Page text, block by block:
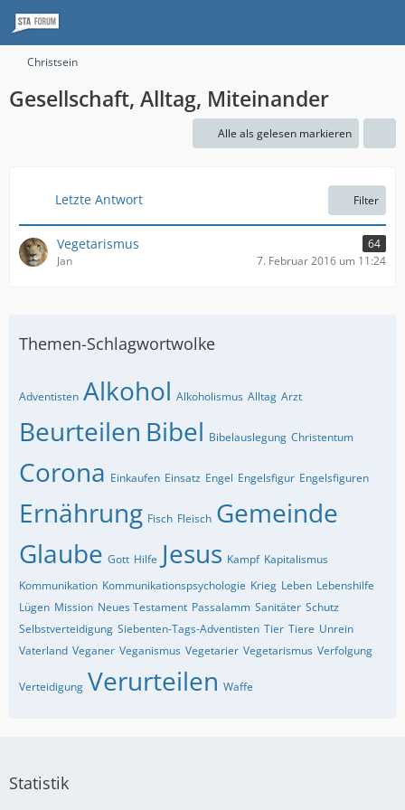
Christsein
Gesellschaft, Alltag, Miteinander
Alle als gelesen markieren
Letzte Antwort Filter
Vegetarismus
64
Jan
7. Februar 2016 um 11:24
Themen-Schlagwortwolke
Adventisten Alkohol Alkoholismus Alltag Arzt
Beurteilen Bibel Bibelauslegung Christentum
Corona Einkaufen Einsatz Engel Engelsfigur Engelsfiguren
Ernährung Fisch Fleisch Gemeinde
Glaube Gott Hilfe Jesus Kampf Kapitalismus
Kommunikation Kommunikationspsychologie Krieg Leben Lebenshilfe
Lügen Mission Neues Testament Passalamm Sanitäter Schutz
Selbstverteidigung Siebenten-Tags-Adventisten Tier Tiere Unrein
Vaterland Veganer Veganismus Vegetarier Vegetarismus Verfolgung
Verteidigung Verurteilen Waffe
Statistik